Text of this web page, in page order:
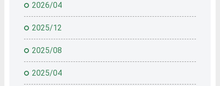
2026/04
2025/12
2025/08
2025/04